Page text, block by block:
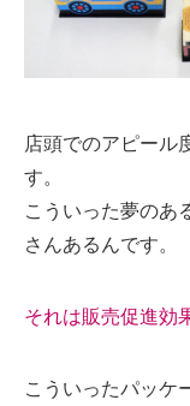
店頭でのアピール
す。
こういった夢のあ
さんあるんです。
それは販売促進効
こういったパッケ